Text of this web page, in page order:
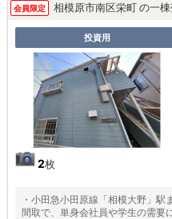
会員限定 相模原市南区栄町 の一
投資用
2枚
・小田急小田原線「相模大野」
間取で、単身会社員や学生の需要